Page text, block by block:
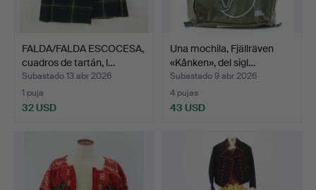
FALDA/FALDA ESCOCESA,
cuadros de tartán, l…
Subastado 13 abr 2026
1 puja
32 USD
Una mochila, Fjällräven
«Kånken», del sigl…
Subastado 9 abr 2026
4 pujas
43 USD